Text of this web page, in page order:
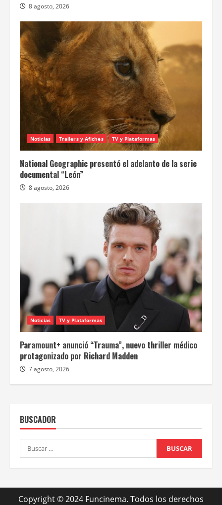
8 agosto, 2026
Noticias Trailers y Afiches TV y Plataformas
National Geographic presentó el adelanto de la serie
documental “León”
8 agosto, 2026
Noticias TV y Plataformas
Paramount+ anunció “Trauma”, nuevo thriller médico
protagonizado por Richard Madden
7 agosto, 2026
BUSCADOR
Buscar:
Copyright © 2024 Funcinema. Todos los derechos